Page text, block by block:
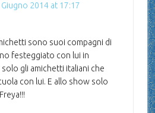
Giugno 2014 at 17:17
sono suoi compagni di
festeggiato con lui in
solo gli amichetti italiani che
con lui. E allo show solo